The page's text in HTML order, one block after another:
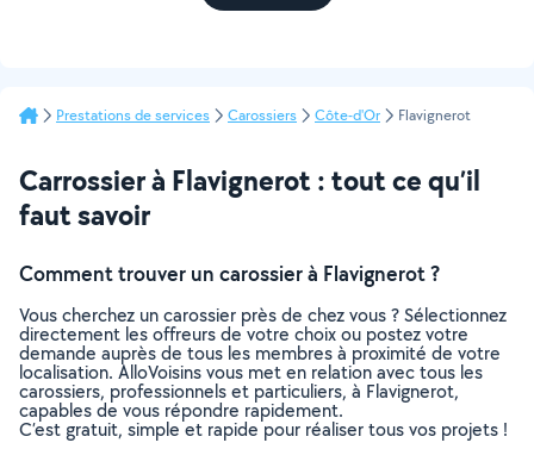
Prestations de services Carossiers Côte-d'Or Flavignerot
Carrossier à Flavignerot : tout ce qu’il
faut savoir
Comment trouver un carossier à Flavignerot ?
Vous cherchez un carossier près de chez vous ? Sélectionnez
directement les offreurs de votre choix ou postez votre
demande auprès de tous les membres à proximité de votre
localisation. AlloVoisins vous met en relation avec tous les
carossiers, professionnels et particuliers, à Flavignerot,
capables de vous répondre rapidement.
C’est gratuit, simple et rapide pour réaliser tous vos projets !